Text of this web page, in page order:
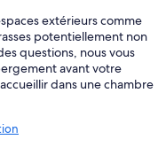
extérieurs comme
potentiellement non
questions, nous vous
avant votre
dans une chambre